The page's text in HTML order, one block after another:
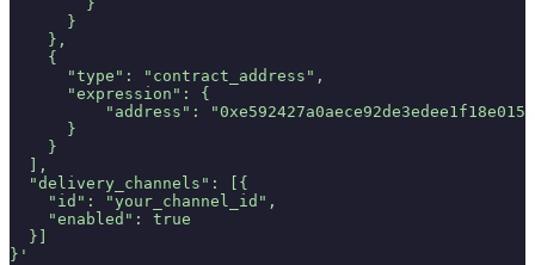
        }
      }
    },
    {
      "type": "contract_address",
      "expression": {
"address":
      }
    }
  ],
  "delivery_channels": [{
    "id": "your_channel_id",
    "enabled": true
  }]
}'